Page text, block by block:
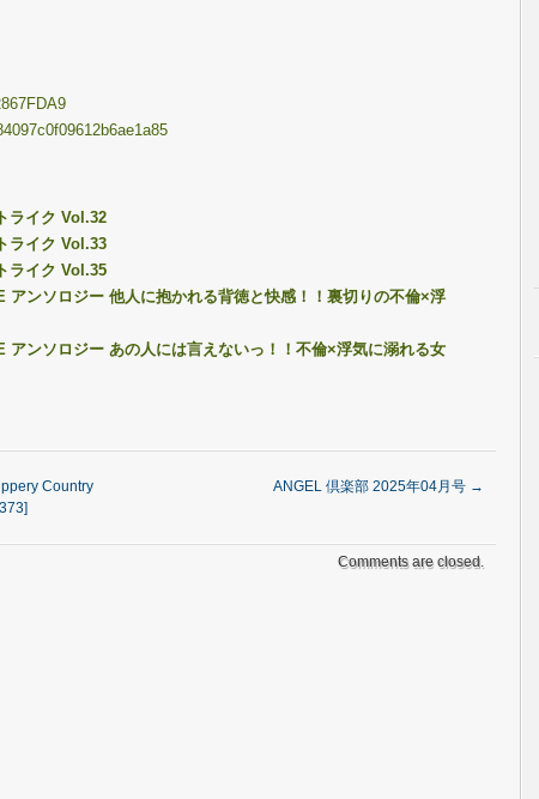
ライク Vol.32
ライク Vol.33
ライク Vol.35
アンソロジー 他人に抱かれる背徳と快感！！裏切りの不倫×浮
アンソロジー あの人には言えないっ！！不倫×浮気に溺れる女
Country
ANGEL 倶楽部 2025年04月号 →
Comments are closed.